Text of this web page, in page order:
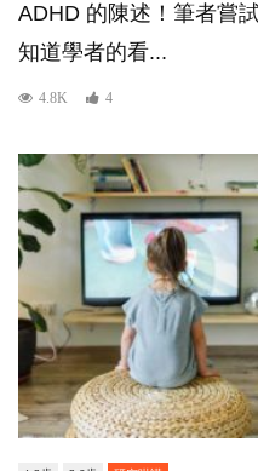
ADHD 的陳述！筆者嘗
知道學者的看...
4.8K 4